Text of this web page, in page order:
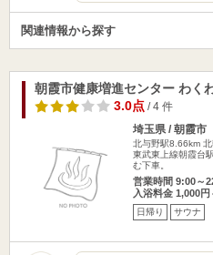
関連情報から探す
朝霞市健康増進センター わく
3.0点/ 4 件
埼玉県 / 朝霞市
北与野駅8.66km
東武東上線朝霞台
む下車。
営業時間 9:00～
入浴料金 1,000円
日帰り サウナ